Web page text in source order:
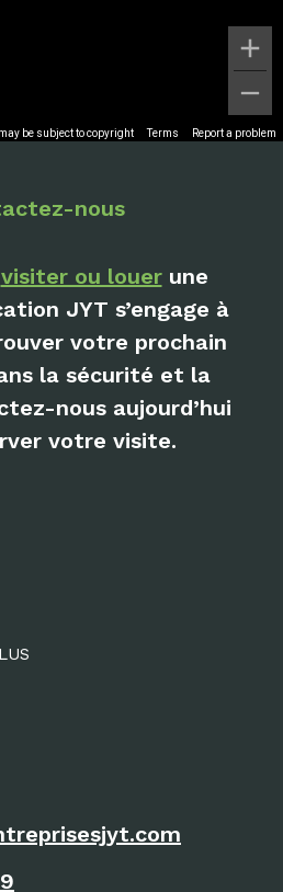
be subject to copyright Terms Report a problem
nous
visiter ou louerune
JYT s’engage à
votre prochain
la sécurité et la
nous aujourd’hui
votre visite.